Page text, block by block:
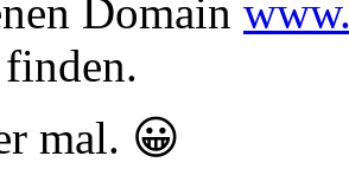
Domain
mal. 😀